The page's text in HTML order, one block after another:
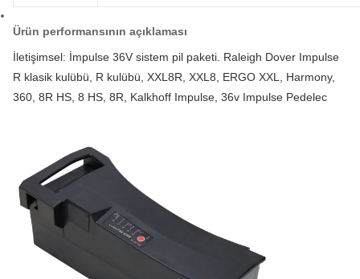
Ürün performansının açıklaması
İletişimsel: İmpulse 36V sistem pil paketi. Raleigh Dover Impulse
R klasik kulübü, R kulübü, XXL8R, XXL8, ERGO XXL, Harmony,
360, 8R HS, 8 HS, 8R, Kalkhoff Impulse, 36v Impulse Pedelec